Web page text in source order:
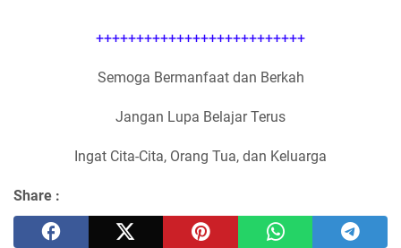
++++++++++++++++++++++++++
Semoga Bermanfaat dan Berkah
Jangan Lupa Belajar Terus
Ingat Cita-Cita, Orang Tua, dan Keluarga
Share :